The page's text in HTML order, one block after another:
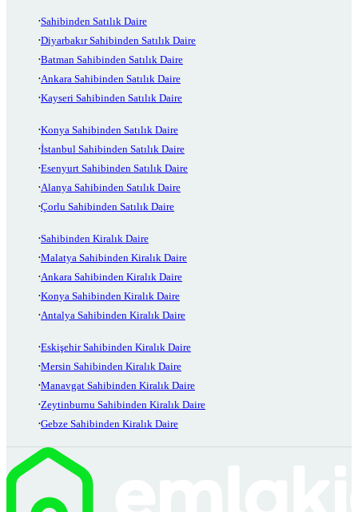
Sahibinden Satılık Daire
Diyarbakır Sahibinden Satılık Daire
Batman Sahibinden Satılık Daire
Ankara Sahibinden Satılık Daire
Kayseri Sahibinden Satılık Daire
Konya Sahibinden Satılık Daire
İstanbul Sahibinden Satılık Daire
Esenyurt Sahibinden Satılık Daire
Alanya Sahibinden Satılık Daire
Çorlu Sahibinden Satılık Daire
Sahibinden Kiralık Daire
Malatya Sahibinden Kiralık Daire
Ankara Sahibinden Kiralık Daire
Konya Sahibinden Kiralık Daire
Antalya Sahibinden Kiralık Daire
Eskişehir Sahibinden Kiralık Daire
Mersin Sahibinden Kiralık Daire
Manavgat Sahibinden Kiralık Daire
Zeytinburnu Sahibinden Kiralık Daire
Gebze Sahibinden Kiralık Daire